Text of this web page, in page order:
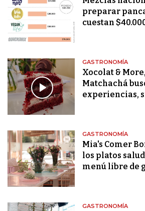
preparar
cuestan
GASTRONOMÍA
Xocolat &
Matchachá
experiencias,
GASTRONOMÍA
Mia's Comer
los platos
menú libre de
GASTRONOMÍA